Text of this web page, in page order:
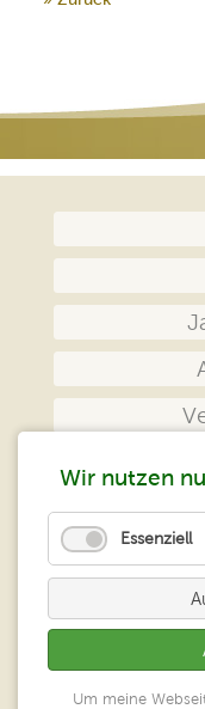
überspringen
Wir nutzen
Essenziell
Um meine